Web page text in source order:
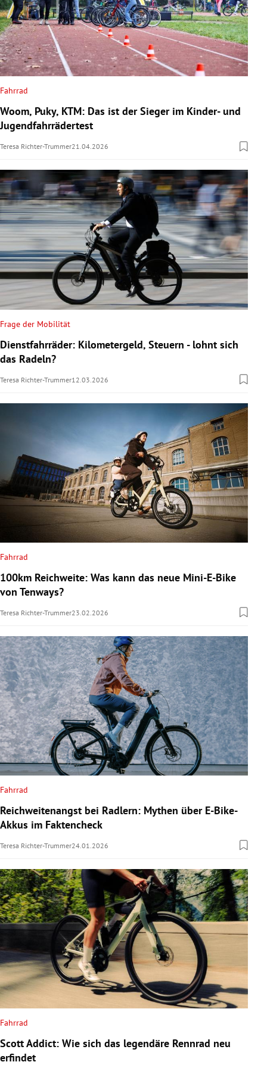
Fahrrad
Woom, Puky, KTM: Das ist der Sieger im Kinder- und
Jugendfahrrädertest
Teresa Richter-Trummer21.04.2026
Frage der Mobilität
Dienstfahrräder: Kilometergeld, Steuern - lohnt sich
das Radeln?
Teresa Richter-Trummer12.03.2026
Fahrrad
100km Reichweite: Was kann das neue Mini-E-Bike
von Tenways?
Teresa Richter-Trummer23.02.2026
Fahrrad
Reichweitenangst bei Radlern: Mythen über E-Bike-
Akkus im Faktencheck
Teresa Richter-Trummer24.01.2026
Fahrrad
Scott Addict: Wie sich das legendäre Rennrad neu
erfindet